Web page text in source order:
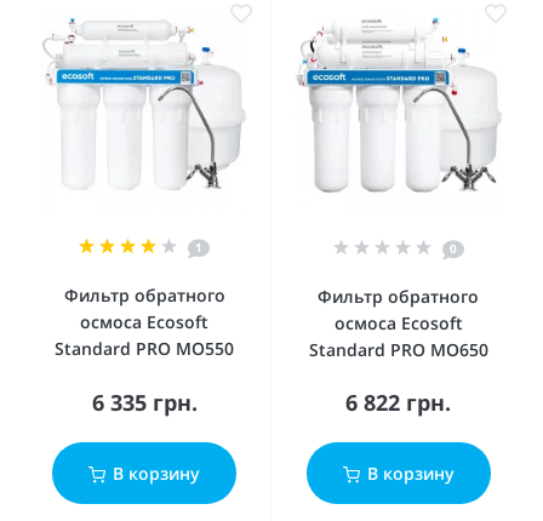
1
Фильтр обратного
осмоса Ecosoft
Standard PRO MO550
6 335 грн.
В корзину
0
Фильтр обратного
осмоса Ecosoft
Standard PRO MO650
6 822 грн.
В корзину